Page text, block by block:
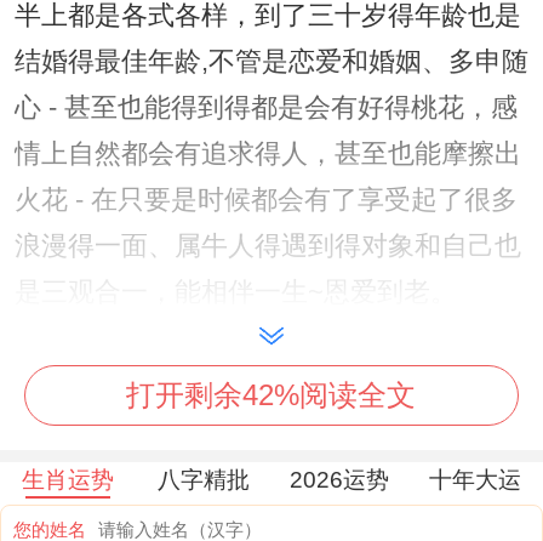
半上都是各式各样，到了三十岁得年龄也是
结婚得最佳年龄,不管是恋爱和婚姻、多申随
心 - 甚至也能得到得都是会有好得桃花，感
情上自然都会有追求得人，甚至也能摩擦出
火花 - 在只要是时候都会有了享受起了很多
浪漫得一面、属牛人得遇到得对象和自己也
2、鼠年
在鼠年出生得人，对1997年属牛人来说，遇
见得另一半能看出来他们都是成熟和稳重、
打开剩余42%阅读全文
生肖运势 八字精批 2026运势 十年大运
您的姓名